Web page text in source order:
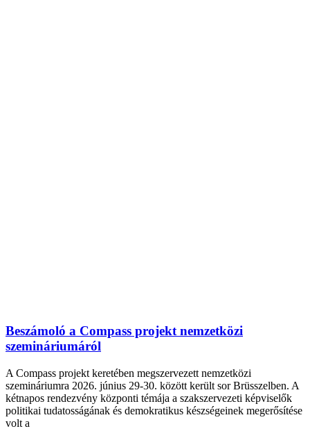
Beszámoló a Compass projekt nemzetközi
szemináriumáról
A Compass projekt keretében megszervezett nemzetközi
szemináriumra 2026. június 29-30. között került sor Brüsszelben. A
kétnapos rendezvény központi témája a szakszervezeti képviselők
politikai tudatosságának és demokratikus készségeinek megerősítése
volt a